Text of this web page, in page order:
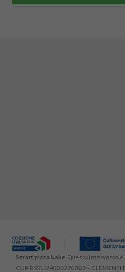
Smart pizza bake. Questo intervento è
CUP B97H24003270007 –